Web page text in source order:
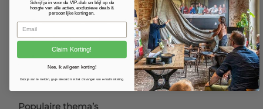
Foto verlijmd op dibond
Foto op plexibond
Fineart prints
Populaire thema’s
Schrijf je in voor de VIP-club en blijf op de
hoogte van alle acties, exclusieve deals &
persoonlijke kortingen.
Claim Korting!
Nee, ik wil geen korting!
Door je aan te melden, ga je akkoord met het ontvangen van e-mailmarketing.